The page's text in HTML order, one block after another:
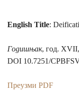
ЗА АУТОРЕ
РЕЦЕНЗИЈЕ
English Title:
Годишњак, год. ХVII,
DOI 10.7251/
Преузми PDF